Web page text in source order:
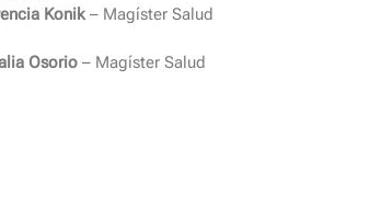
Konik– Magíster Salud
Osorio – Magíster Salud